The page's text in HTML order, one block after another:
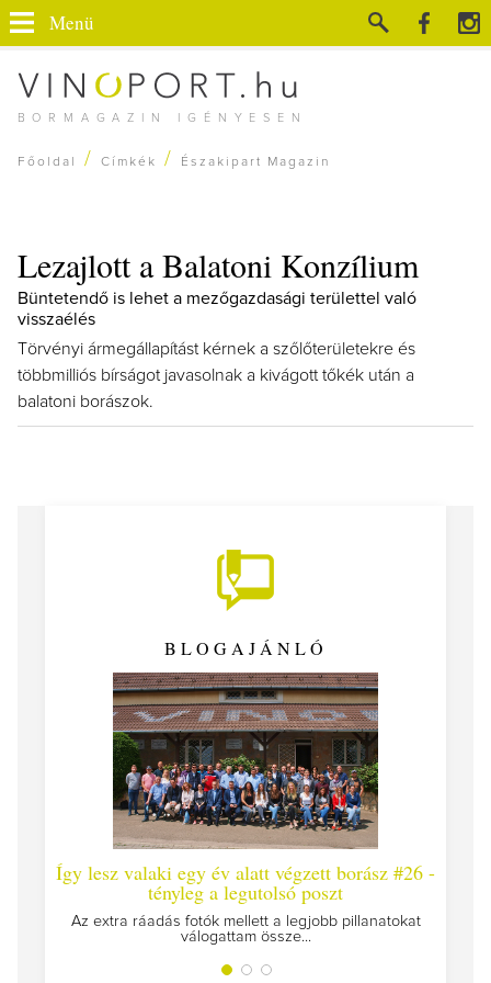
BORMAGAZIN IGÉNYESEN
Menü
Főoldal / Címkék / Északipart Magazin
Lezajlott a Balatoni Konzílium
Büntetendő is lehet a mezőgazdasági területtel való
visszaélés
Törvényi ármegállapítást kérnek a szőlőterületekre és
többmilliós bírságot javasolnak a kivágott tőkék után a
balatoni borászok.
BLOGAJÁNLÓ
Így lesz valaki egy év alatt végzett borász #26 -
tényleg a legutolsó poszt
Az extra ráadás fotók mellett a legjobb pillanatokat
válogattam össze...